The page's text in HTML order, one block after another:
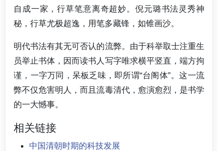
自成一家，行草笔意离奇超妙。倪元璐书法灵秀神
秘，行草尤极超逸，用笔多藏锋，如锥画沙。
明代书法有其无可否认的流弊。由于科举取士注重生
员举止书体，因而读书人写字唯求横平竖直，端方拘
谨，一字万同，呆板乏味，即所谓“台阁体”。这一流
弊不仅危害明人，而且流毒清代，愈演愈烈，是书学
的一大憾事。
相关链接
中国清朝时期的科技发展